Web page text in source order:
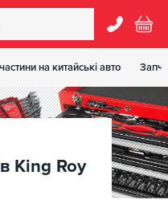
на китайські авто
King Roy